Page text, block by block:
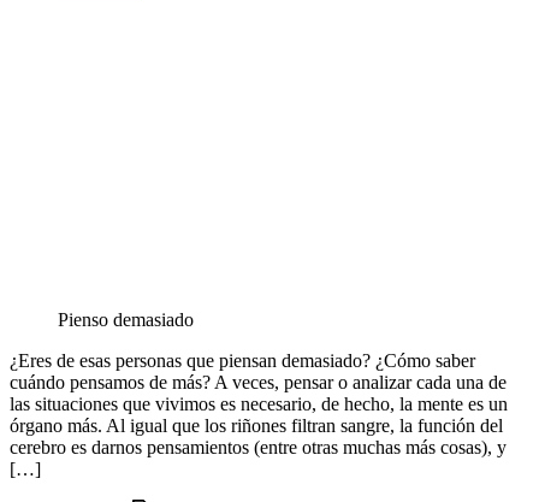
Pienso demasiado
¿Eres de esas personas que piensan demasiado? ¿Cómo saber
cuándo pensamos de más? A veces, pensar o analizar cada una de
las situaciones que vivimos es necesario, de hecho, la mente es un
órgano más. Al igual que los riñones filtran sangre, la función del
cerebro es darnos pensamientos (entre otras muchas más cosas), y
[…]